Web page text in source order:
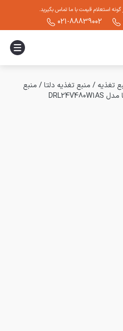
استعلام قیمت با ما تماس بگیرید.
021-88839002
تغذیه / منبع تغذیه دلتا/ منبع